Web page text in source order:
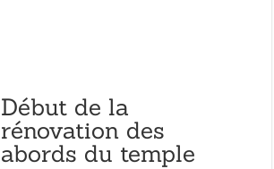
Début de la
rénovation des
abords du temple